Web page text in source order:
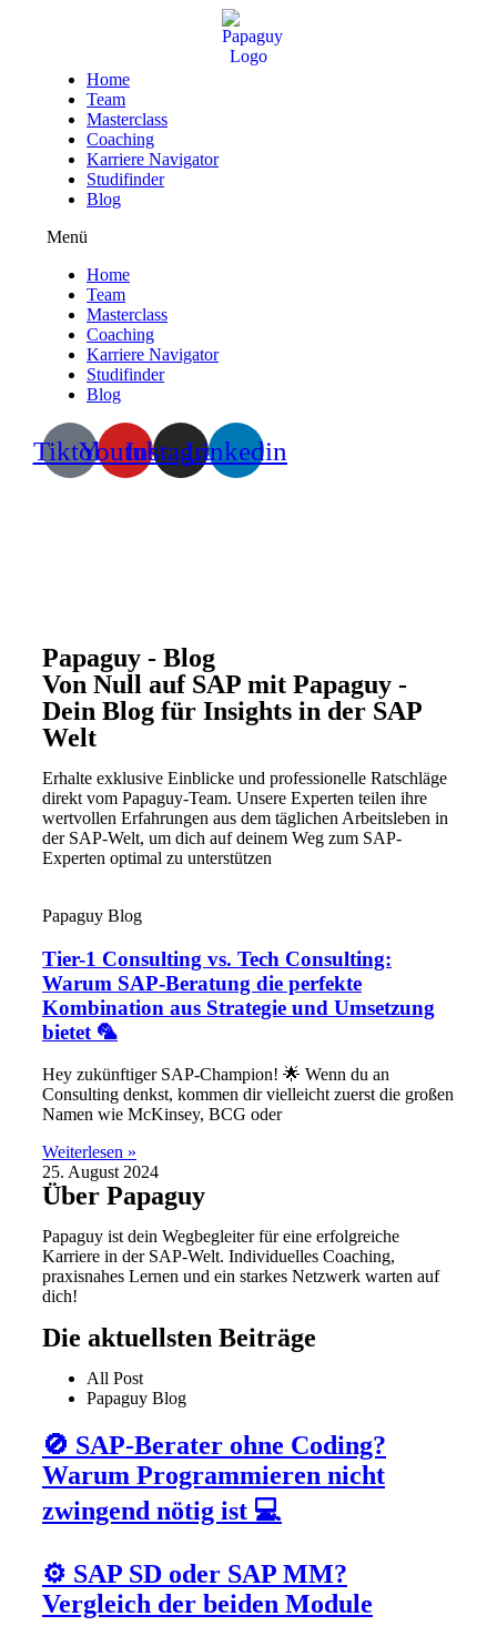
Home
Team
Masterclass
Coaching
Karriere Navigator
Studifinder
Blog
Menü
Home
Team
Masterclass
Coaching
Karriere Navigator
Studifinder
Blog
TiktokYoutubeInstagramLinkedin
Papaguy - Blog
Von Null auf SAP mit Papaguy -
Dein Blog für Insights in der SAP
Welt
Erhalte exklusive Einblicke und professionelle Ratschläge
direkt vom Papaguy-Team. Unsere Experten teilen ihre
wertvollen Erfahrungen aus dem täglichen Arbeitsleben in
der SAP-Welt, um dich auf deinem Weg zum SAP-
Experten optimal zu unterstützen
Papaguy Blog
Tier-1 Consulting vs. Tech Consulting:
Warum SAP-Beratung die perfekte
Kombination aus Strategie und Umsetzung
bietet 🦜
Hey zukünftiger SAP-Champion! 🌟 Wenn du an
Consulting denkst, kommen dir vielleicht zuerst die großen
Namen wie McKinsey, BCG oder
Weiterlesen »
25. August 2024
Über Papaguy
Papaguy ist dein Wegbegleiter für eine erfolgreiche
Karriere in der SAP-Welt. Individuelles Coaching,
praxisnahes Lernen und ein starkes Netzwerk warten auf
dich!
Die aktuellsten Beiträge
All Post
Papaguy Blog
🚫 SAP-Berater ohne Coding?
Warum Programmieren nicht
zwingend nötig ist 💻
⚙️ SAP SD oder SAP MM?
Vergleich der beiden Module